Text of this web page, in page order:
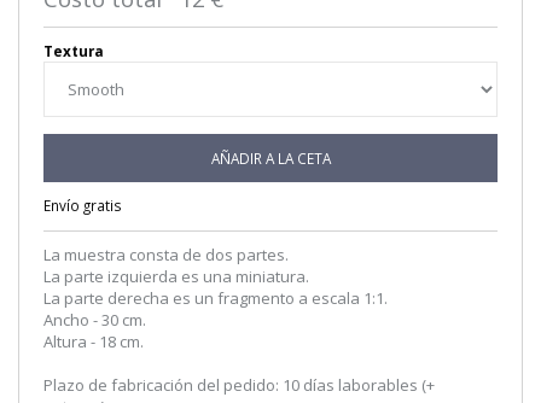
Textura
AÑADIR A LA CETA
Envío gratis
La muestra consta de dos partes.
La parte izquierda es una miniatura.
La parte derecha es un fragmento a escala 1:1.
Ancho - 30 cm.
Altura - 18 cm.
Plazo de fabricación del pedido: 10 días laborables (+